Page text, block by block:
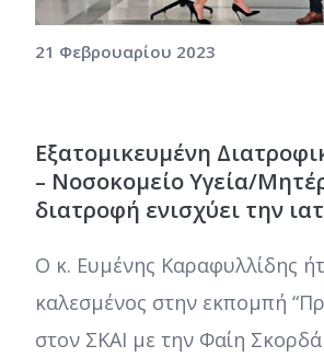
21 Φεβρουαρίου 2023
Εξατομικευμένη
– Νοσοκομείο Υγεία/
διατροφή ενισχύει την
Ο κ. Ευμένης Καραφυλλίδης
καλεσμένος στην εκπομπή
στον ΣΚΑΙ με την Φαίη